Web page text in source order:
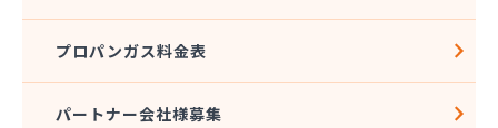
角広ガス
割又商店
株式会社アドニス
プロパンガス料金表
パートナー会社様募集